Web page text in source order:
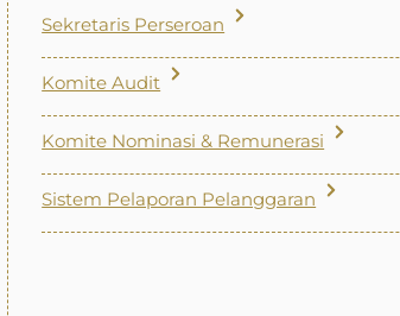
Sekretaris Perseroan
Komite Audit
Komite Nominasi & Remunerasi
Sistem Pelaporan Pelanggaran